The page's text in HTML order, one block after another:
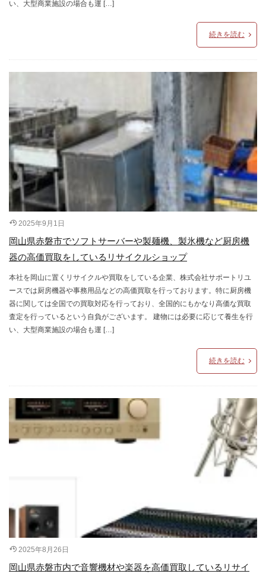
い、大型商業施設の場合も運 […]
続きを読む
2025年9月1日
岡山県赤磐市でソフトサーバーや製麺機、製氷機など厨房機
器の高価買取をしているリサイクルショップ
本社を岡山に置くリサイクルや買取をしている企業、株式会社サポートリユ
ースでは厨房機器や事務用品などの高価買取を行っております。特に厨房機
器に関しては全国での買取対応を行っており、全国的にもかなり高価な買取
査定を行っているという自負がございます。 建物には必要に応じて養生を行
い、大型商業施設の場合も運 […]
続きを読む
2025年8月26日
岡山県赤磐市内で音響機材や楽器を高価買取しているリサイ